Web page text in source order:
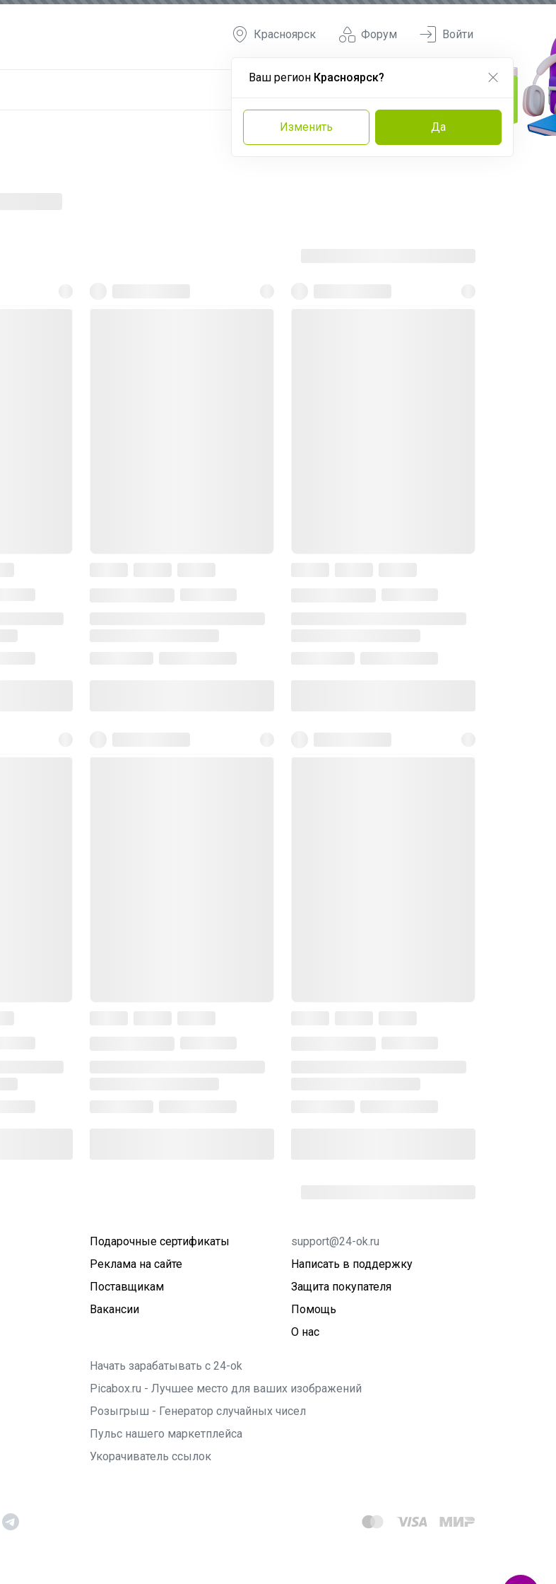
Форум
Красноярск
Ваш регион Красноярск?
Изменить Да
Войти
Подарочные сертификаты
Реклама на сайте
Поставщикам
Вакансии
support@24-ok.ru
Написать в поддержку
Защита покупателя
Помощь
О нас
Начать зарабатывать с 24-ok
Picabox.ru - Лучшее место для ваших изображений
Розыгрыш - Генератор случайных чисел
Пульс нашего маркетплейса
Укорачиватель ссылок